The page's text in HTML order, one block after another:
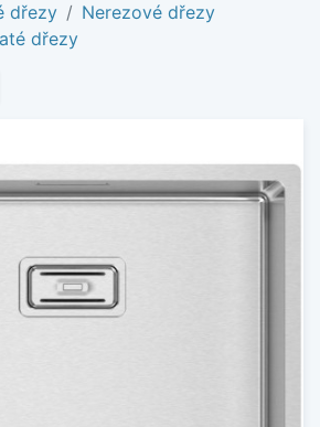
dřezy
Nerezové dřezy
dřezy